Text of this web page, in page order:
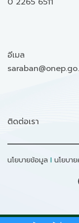
อีเมล
ติดต่อเรา
นโยบายข้อมูล I นโยบา